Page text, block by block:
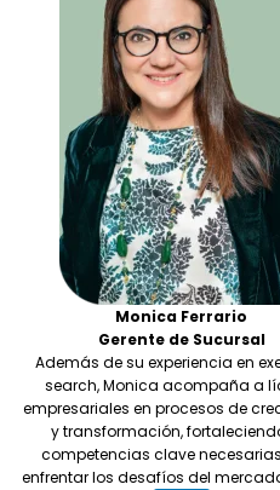
Monica Ferrario
Gerente de Sucursal
Además de su experiencia en
search, Monica acompaña a
empresariales en procesos de
y transformación,
competencias clave
enfrentar los desafíos del